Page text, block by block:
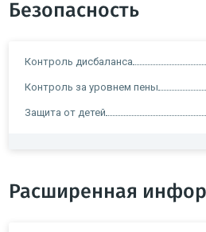
Безопасность
Контроль дисбаланса
Контроль за уровнем пены
Защита от детей
Расширенная